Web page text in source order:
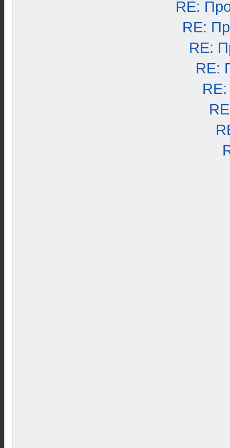
RE:
RE:
RE:
RE: